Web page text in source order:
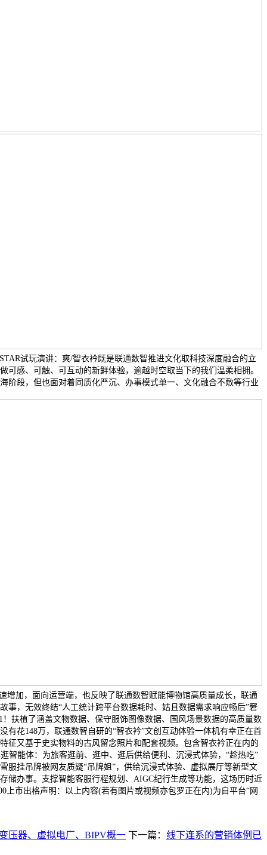
试玩演讲：爽/智衣衿既是联通数智推进文化取科技深度融合的立
可感、可触、可互动的新鲜体验，逾越时空取当下的我们温柔相拥。
阶段，但也面对着同质化严沉、办事模式单一、文化融合不敷等行业
增加，面向运营端，也反映了联通数智赋能博物馆高质量成长，联通
事，无效终结“人工统计跨平台数据耗时、姑且数据需求响应畅后”窘
扶植了涵盖文物数据、保守服饰图像数据、国风场景数据的高质量数
有花148万，联通数智自研的“智衣衿”文创互动体验一体机有幸正在首
征又基于史实物料的古风留念照片和配套视频。包含智衣衿正在内的
智能体：为旅客逛前、逛中、逛后供给便利、沉浸式体验，“趁热吃”
服挂吊牌被网友质疑“吊牌姐”，供给沉浸式体验、虚拟展厅等新型文
储办事。支撑智能客服行程规划、AIGC纪行生成等功能，这场历时近
上市出格声明：以上内容(若有图片或视频亦包罗正在内)为自平台“网
压器、虚拟电厂、BIPV概一 下一篇： 线下连系的营销体例已